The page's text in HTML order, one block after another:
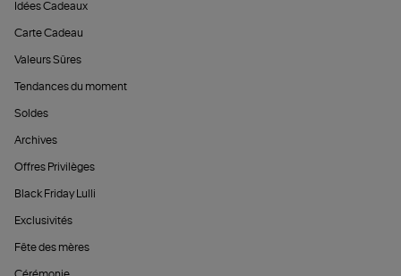
Idées Cadeaux
Carte Cadeau
Valeurs Sûres
Tendances du moment
Soldes
Archives
Offres Privilèges
Black Friday Lulli
Exclusivités
Fête des mères